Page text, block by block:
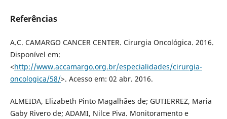
Referências
A.C. CAMARGO CANCER CENTER. Cirurgia Oncológica. 2016.
Disponível em:
<http://www.accamargo.org.br/especialidades/cirurgia-
oncologica/58/>. Acesso em: 02 abr. 2016.
ALMEIDA, Elizabeth Pinto Magalhães de; GUTIERREZ, Maria
Gaby Rivero de; ADAMI, Nilce Piva. Monitoramento e